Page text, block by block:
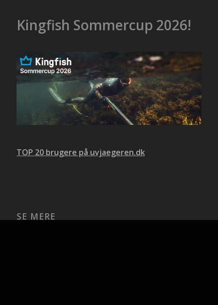
Kingfish Sommercup 2026!
TOP 20 brugere på uvjaegeren.dk
SE MERE